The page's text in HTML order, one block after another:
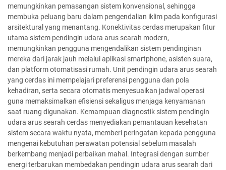
memungkinkan pemasangan sistem konvensional, sehingga
membuka peluang baru dalam pengendalian iklim pada konfigurasi
arsitektural yang menantang. Konektivitas cerdas merupakan fitur
utama sistem pendingin udara arus searah modern,
memungkinkan pengguna mengendalikan sistem pendinginan
mereka dari jarak jauh melalui aplikasi smartphone, asisten suara,
dan platform otomatisasi rumah. Unit pendingin udara arus searah
yang cerdas ini mempelajari preferensi pengguna dan pola
kehadiran, serta secara otomatis menyesuaikan jadwal operasi
guna memaksimalkan efisiensi sekaligus menjaga kenyamanan
saat ruang digunakan. Kemampuan diagnostik sistem pendingin
udara arus searah cerdas menyediakan pemantauan kesehatan
sistem secara waktu nyata, memberi peringatan kepada pengguna
mengenai kebutuhan perawatan potensial sebelum masalah
berkembang menjadi perbaikan mahal. Integrasi dengan sumber
energi terbarukan membedakan pendingin udara arus searah dari